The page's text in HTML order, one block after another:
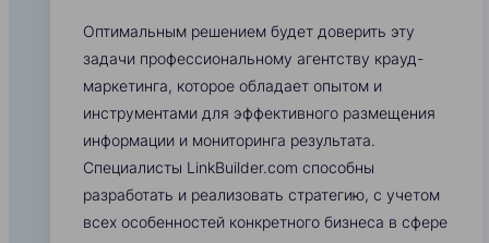
Оптимальным решением будет доверить эту
задачи профессиональному агентству крауд-
маркетинга, которое обладает опытом и
инструментами для эффективного размещения
информации и мониторинга результата.
Специалисты LinkBuilder.com способны
разработать и реализовать стратегию, с учетом
всех особенностей конкретного бизнеса в сфере